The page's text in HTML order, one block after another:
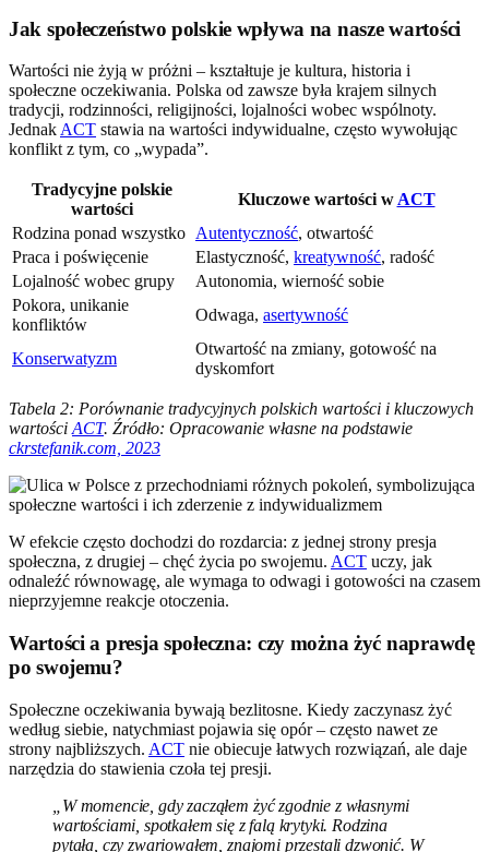
Jak społeczeństwo polskie wpływa na nasze wartości
Wartości nie żyją w próżni – kształtuje je kultura, historia i
społeczne oczekiwania. Polska od zawsze była krajem silnych
tradycji, rodzinności, religijności, lojalności wobec wspólnoty.
Jednak ACT stawia na wartości indywidualne, często wywołując
konflikt z tym, co „wypada”.
Tradycyjne polskie
wartości
Kluczowe wartości w ACT
Rodzina ponad wszystko Autentyczność, otwartość
Praca i poświęcenie
Elastyczność, kreatywność, radość
Lojalność wobec grupy
Autonomia, wierność sobie
Pokora, unikanie
konfliktów
Odwaga, asertywność
Konserwatyzm
Otwartość na zmiany, gotowość na
dyskomfort
Tabela 2: Porównanie tradycyjnych polskich wartości i kluczowych
wartości ACT. Źródło: Opracowanie własne na podstawie
ckrstefanik.com, 2023
W efekcie często dochodzi do rozdarcia: z jednej strony presja
społeczna, z drugiej – chęć życia po swojemu. ACT uczy, jak
odnaleźć równowagę, ale wymaga to odwagi i gotowości na czasem
nieprzyjemne reakcje otoczenia.
Wartości a presja społeczna: czy można żyć naprawdę
po swojemu?
Społeczne oczekiwania bywają bezlitosne. Kiedy zaczynasz żyć
według siebie, natychmiast pojawia się opór – często nawet ze
strony najbliższych. ACT nie obiecuje łatwych rozwiązań, ale daje
narzędzia do stawienia czoła tej presji.
„W momencie, gdy zacząłem żyć zgodnie z własnymi
wartościami, spotkałem się z falą krytyki. Rodzina
pytała, czy zwariowałem, znajomi przestali dzwonić. W